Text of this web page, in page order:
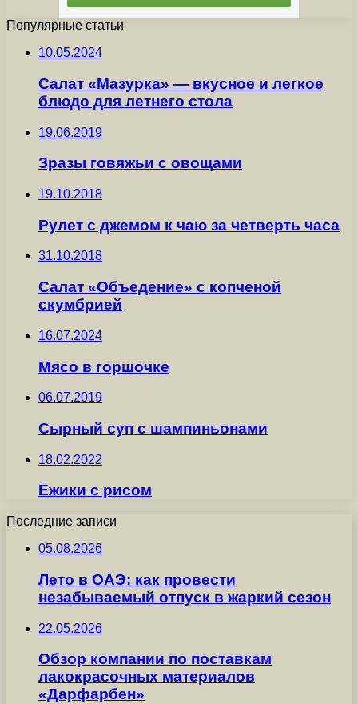
Популярные статьи
10.05.2024
Салат «Мазурка» — вкусное и легкое
блюдо для летнего стола
19.06.2019
Зразы говяжьи с овощами
19.10.2018
Рулет с джемом к чаю за четверть часа
31.10.2018
Салат «Объедение» с копченой
скумбрией
16.07.2024
Мясо в горшочке
06.07.2019
Сырный суп с шампиньонами
18.02.2022
Ежики с рисом
Последние записи
05.08.2026
Лето в ОАЭ: как провести
незабываемый отпуск в жаркий сезон
22.05.2026
Обзор компании по поставкам
лакокрасочных материалов
«Дарфарбен»